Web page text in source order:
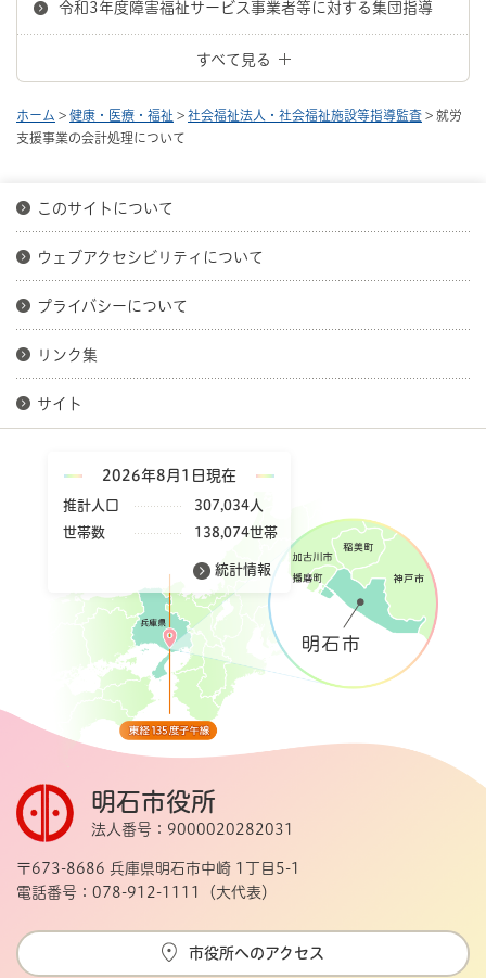
令和3年度障害福祉サービス事業者等に対する集団指導
すべて見る
ホーム > 健康・医療・福祉 > 社会福祉法人・社会福祉施設等指導監査 > 就労
支援事業の会計処理について
このサイトについて
ウェブアクセシビリティについて
プライバシーについて
リンク集
サイト
2026年8月1日現在
推計人口
307,034人
世帯数
138,074世帯
統計情報
明石市役所
法人番号：9000020282031
〒673-8686 兵庫県明石市中崎 1丁目5-1
電話番号：078-912-1111（大代表）
市役所へのアクセス